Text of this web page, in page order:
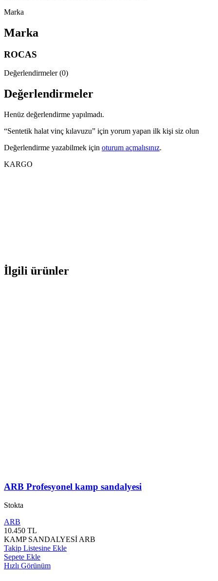
Marka
Marka
ROCAS
Değerlendirmeler (0)
Değerlendirmeler
Henüz değerlendirme yapılmadı.
“Sentetik halat vinç kılavuzu” için yorum yapan ilk kişi siz olun
Değerlendirme yazabilmek için oturum açmalısınız.
KARGO
İlgili ürünler
ARB Profesyonel kamp sandalyesi
Stokta
ARB
10.450 TL
KAMP SANDALYESİ ARB
Takip Listesine Ekle
Sepete Ekle
Hızlı Görünüm